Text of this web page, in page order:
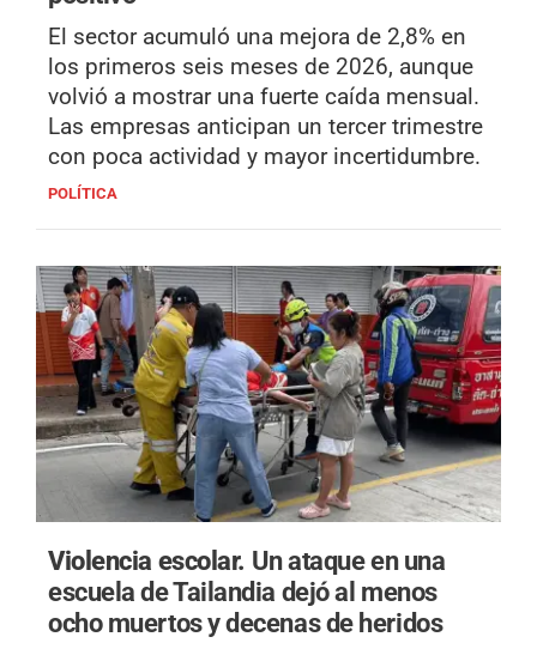
El sector acumuló una mejora de 2,8% en
los primeros seis meses de 2026, aunque
volvió a mostrar una fuerte caída mensual.
Las empresas anticipan un tercer trimestre
con poca actividad y mayor incertidumbre.
POLÍTICA
Violencia escolar. Un ataque en una
escuela de Tailandia dejó al menos
ocho muertos y decenas de heridos